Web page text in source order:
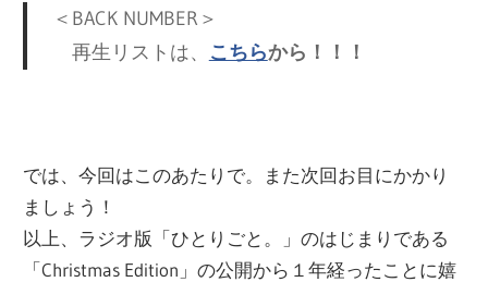
＜BACK NUMBER＞
再生リストは、
こちらから！！！
では、今回はこのあたりで。また次回お目にかかり
ましょう！
以上、ラジオ版「ひとりごと。」のはじまりである
「Christmas Edition」の公開から１年経ったことに嬉